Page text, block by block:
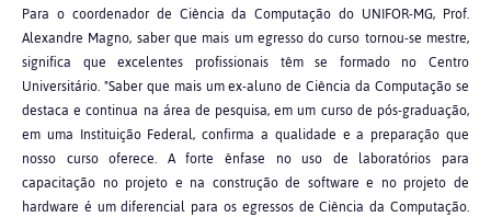
Para o coordenador de Ciência da Computação do UNIFOR-MG, Prof.
Alexandre Magno, saber que mais um egresso do curso tornou-se mestre,
significa que excelentes profissionais têm se formado no Centro
Universitário. "Saber que mais um ex-aluno de Ciência da Computação se
destaca e continua na área de pesquisa, em um curso de pós-graduação,
em uma Instituição Federal, confirma a qualidade e a preparação que
nosso curso oferece. A forte ênfase no uso de laboratórios para
capacitação no projeto e na construção de software e no projeto de
hardware é um diferencial para os egressos de Ciência da Computação.